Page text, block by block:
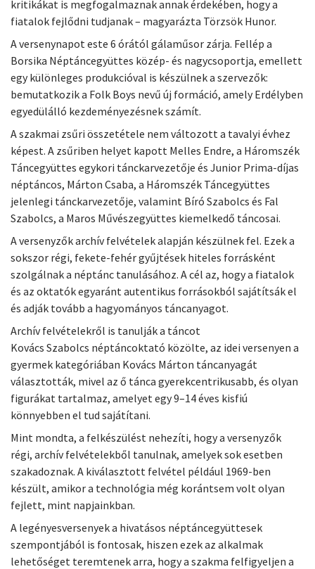
kritikákat is megfogalmaznak annak érdekében, hogy a
fiatalok fejlődni tudjanak – magyarázta Törzsök Hunor.
A versenynapot este 6 órától gálaműsor zárja. Fellép a
Borsika Néptáncegyüttes közép- és nagycsoportja, emellett
egy különleges produkcióval is készülnek a szervezők:
bemutatkozik a Folk Boys nevű új formáció, amely Erdélyben
egyedülálló kezdeményezésnek számít.
A szakmai zsűri összetétele nem változott a tavalyi évhez
képest. A zsűriben helyet kapott Melles Endre, a Háromszék
Táncegyüttes egykori tánckarvezetője és Junior Prima-díjas
néptáncos, Márton Csaba, a Háromszék Táncegyüttes
jelenlegi tánckarvezetője, valamint Bíró Szabolcs és Fal
Szabolcs, a Maros Művészegyüttes kiemelkedő táncosai.
A versenyzők archív felvételek alapján készülnek fel. Ezek a
sokszor régi, fekete-fehér gyűjtések hiteles forrásként
szolgálnak a néptánc tanulásához. A cél az, hogy a fiatalok
és az oktatók egyaránt autentikus forrásokból sajátítsák el
és adják tovább a hagyományos táncanyagot.
Archív felvételekről is tanulják a táncot
Kovács Szabolcs néptáncoktató közölte, az idei versenyen a
gyermek kategóriában Kovács Márton táncanyagát
választották, mivel az ő tánca gyerekcentrikusabb, és olyan
figurákat tartalmaz, amelyet egy 9–14 éves kisfiú
könnyebben el tud sajátítani.
Mint mondta, a felkészülést nehezíti, hogy a versenyzők
régi, archív felvételekből tanulnak, amelyek sok esetben
szakadoznak. A kiválasztott felvétel például 1969-ben
készült, amikor a technológia még korántsem volt olyan
fejlett, mint napjainkban.
A legényesversenyek a hivatásos néptáncegyüttesek
szempontjából is fontosak, hiszen ezek az alkalmak
lehetőséget teremtenek arra, hogy a szakma felfigyeljen a